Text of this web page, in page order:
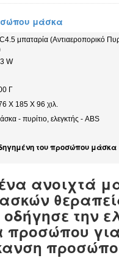
μάσκα
μπαταρία (Αντιαεροπορικό
W
Γ
X 185 X 96 χιλ.
- πυρίτιο, ελεγκτής - ABS
του προσώπου μάσκα
ανοιχτά
την
προσώπου